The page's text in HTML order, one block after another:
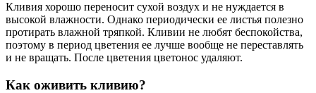
Кливия хорошо переносит сухой воздух и не нуждается в
высокой влажности. Однако периодически ее листья полезно
протирать влажной тряпкой. Кливии не любят беспокойства,
поэтому в период цветения ее лучше вообще не переставлять
и не вращать. После цветения цветонос удаляют.
Как оживить кливию?